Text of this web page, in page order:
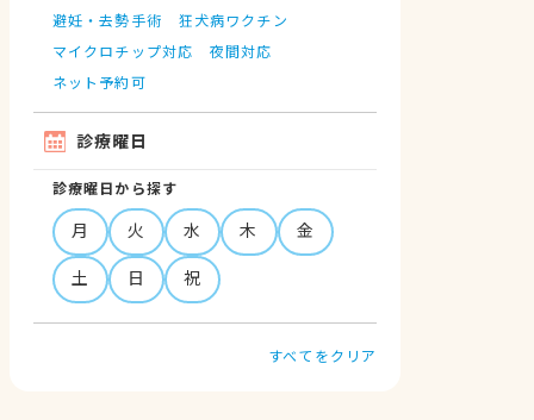
避妊・去勢手術
狂犬病ワクチン
マイクロチップ対応
夜間対応
ネット予約可
診療曜日
診療曜日から探す
月 火 水 木
金
土
日 祝
すべてをクリア